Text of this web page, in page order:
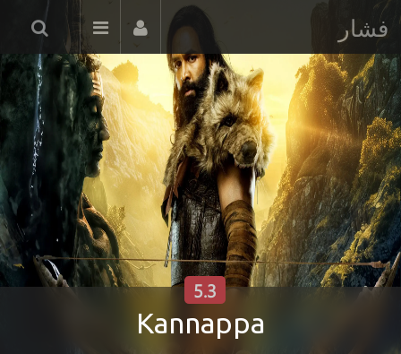
فشار
Kannappa
5.3